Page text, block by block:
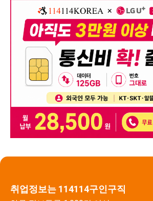
취업정보는 114114구인구직